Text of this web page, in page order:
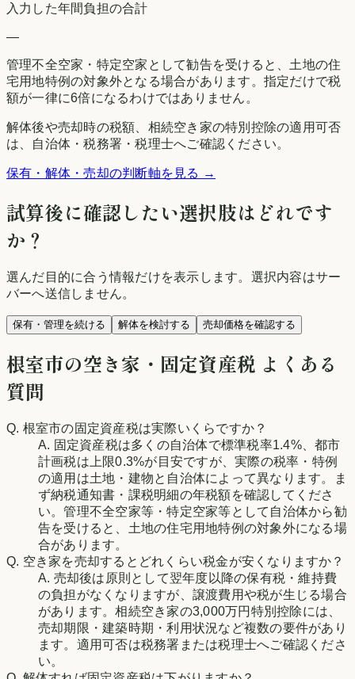
入力した年間負担の合計
—
管理不全空家・特定空家として勧告を受けると、土地の住
宅用地特例の対象外となる場合があります。指定だけで税
額が一律に6倍になるわけではありません。
解体後や売却時の税額、相続空き家の特別控除の適用可否
は、自治体・税務署・税理士へご確認ください。
保有・解体・売却の判断軸を見る →
試算後に確認したい選択肢はどれです
か？
選んだ目的に合う情報だけを表示します。選択内容はサー
バーへ送信しません。
保有・管理を続ける 解体を検討する 売却価格を確認する
根室市の空き家・固定資産税 よくある
質問
Q. 根室市の固定資産税は実際いくらですか？
A. 固定資産税は多くの自治体で標準税率1.4%、都市
計画税は上限0.3%が目安ですが、実際の税率・特例
の適用は土地・建物と自治体によって異なります。ま
ず納税通知書・課税明細の年税額を確認してくださ
い。管理不全空家等・特定空家等として自治体から勧
告を受けると、土地の住宅用地特例の対象外になる場
合があります。
Q. 空き家を売却するとどれくらい税金が安くなりますか？
A. 売却後は原則として翌年度以降の保有税・維持費
の負担がなくなりますが、譲渡費用や税が生じる場合
があります。相続空き家の3,000万円特別控除には、
売却期限・建築時期・利用状況など複数の要件があり
ます。適用可否は税務署または税理士へご確認くださ
い。